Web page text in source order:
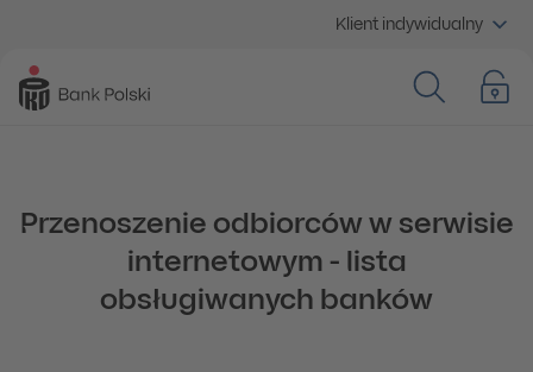
Klient indywidualny
Przenoszenie odbiorców w serwisie
internetowym - lista
obsługiwanych banków